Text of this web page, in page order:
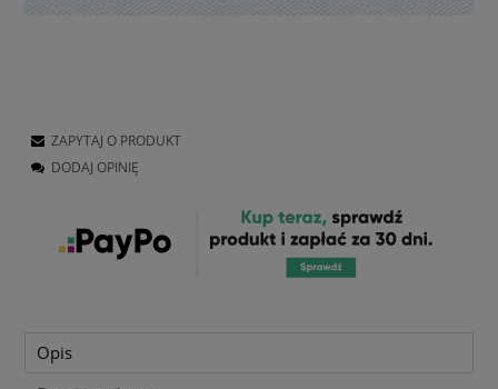
ZAPYTAJ O PRODUKT
DODAJ OPINIĘ
Opis